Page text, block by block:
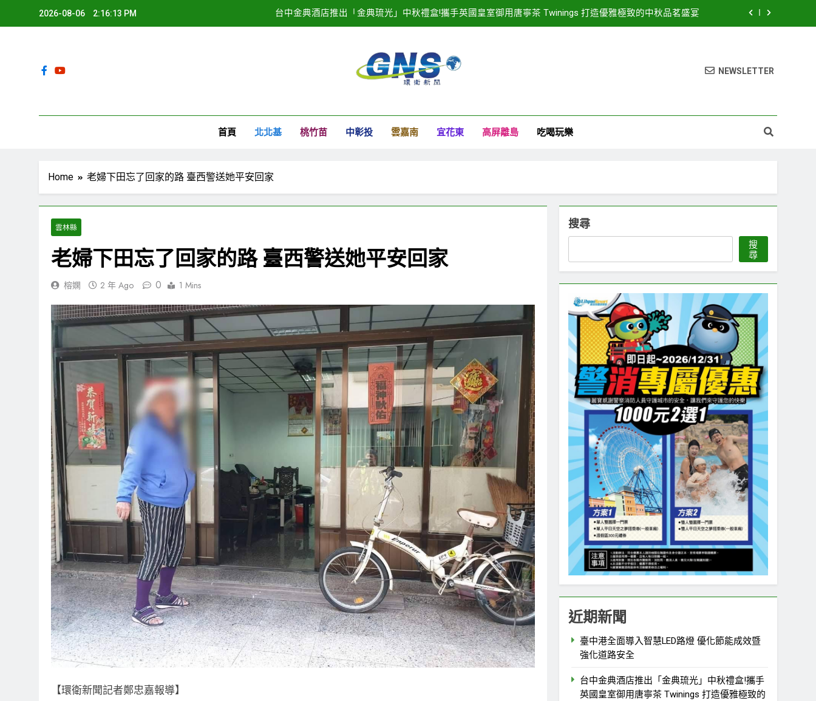
2026-08-06 2:16:14 PM 台中金典酒店推出「金典琉光」中秋禮盒!攜手英國皇室御用唐寧茶 Twinings 打造優雅極致的中秋品茗盛宴
2025濱海搖滾音樂祭記者會隆重登場！豪華卡司強勢公布 點燃台中海線夏日熱潮 NEWSLETTER
首頁 北北基 桃竹苗 中彰投 雲嘉南 宜花東 高屏離島 吃喝玩樂
Home 老婦下田忘了回家的路 臺西警送她平安回家
雲林縣
老婦下田忘了回家的路 臺西警送她平安回家
榕嫻 2 年 Ago 0 1 Mins
【環衛新聞記者鄭忠嘉報導】
搜尋
搜
尋
近期新聞
臺中港全面導入智慧LED路燈 優化節能成效暨
強化道路安全
台中金典酒店推出「金典琉光」中秋禮盒!攜手
英國皇室御用唐寧茶 Twinings 打造優雅極致的